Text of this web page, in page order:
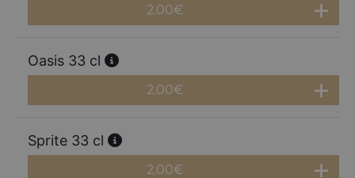
2.00€
Oasis 33 cl
2.00€
Sprite 33 cl
2.00€